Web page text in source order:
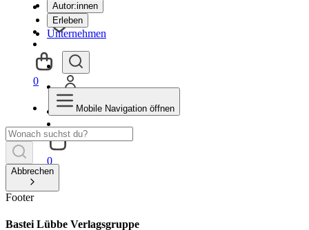
Autor:innen
Erleben
Unternehmen
0
0
Mobile Navigation öffnen
Abbrechen
Footer
Bastei Lübbe Verlagsgruppe